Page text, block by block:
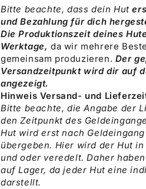
Bitte beachte, dass dein Hut
und Bezahlung für dich
Die Produktionszeit deines
Werktage, da wir mehrere
gemeinsam produzieren. Der
Versandzeitpunkt wird dir auf
angezeigt.
Hinweis Versand- und
Bitte beachte, die Angabe der
den Zeitpunkt des
Hut wird erst nach
übergeben. Hier wird der Hut
und oder veredelt. Daher
auf Lager, da jeder Hut eine
darstellt.